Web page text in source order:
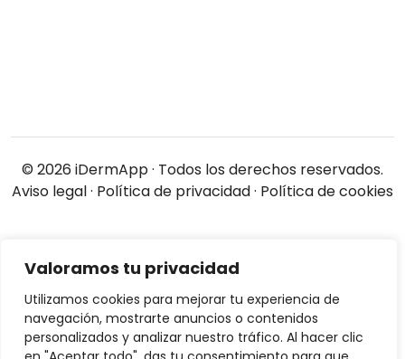
Valoramos tu privacidad
Utilizamos cookies para mejorar tu experiencia de
navegación, mostrarte anuncios o contenidos
personalizados y analizar nuestro tráfico. Al hacer clic
© 2026 iDermApp · Todos los derechos reservados.
Aviso legal · Política de privacidad · Política de cookies